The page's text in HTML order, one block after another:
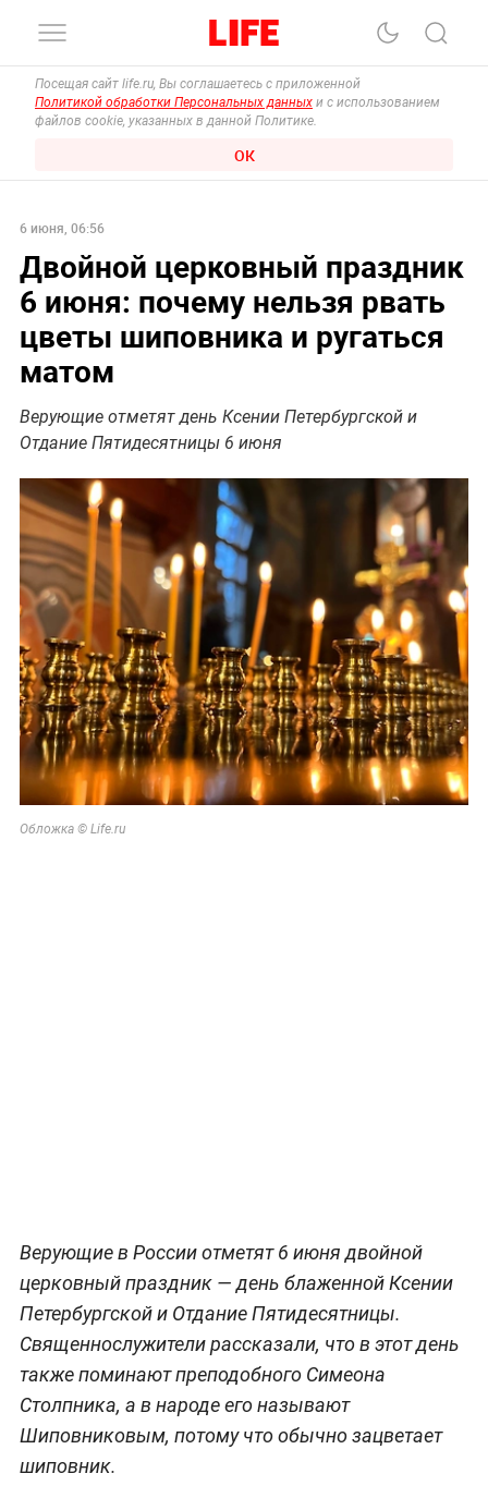
Посещая сайт life.ru, Вы соглашаетесь с приложенной
Политикой обработки Персональных данных и с использованием
файлов cookie, указанных в данной Политике.
ОК
6 июня, 06:56
Двойной церковный праздник
6 июня: почему нельзя рвать
цветы шиповника и ругаться
матом
Верующие отметят день Ксении Петербургской и
Отдание Пятидесятницы 6 июня
Обложка © Life.ru
Верующие в России отметят 6 июня двойной
церковный праздник — день блаженной Ксении
Петербургской и Отдание Пятидесятницы.
Священнослужители рассказали, что в этот день
также поминают преподобного Симеона
Столпника, а в народе его называют
Шиповниковым, потому что обычно зацветает
шиповник.